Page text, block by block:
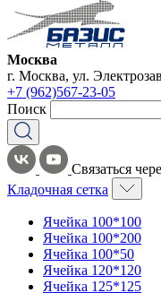
Москва
г. Москва, ул.
+7 (962)567-23-05
Поиск
Связаться
Кладочная сетка
Ячейка 100*100
Ячейка 100*200
Ячейка 100*50
Ячейка 120*120
Ячейка 125*125